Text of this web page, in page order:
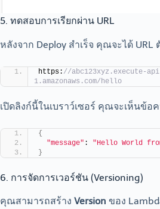
5. ทดสอบการเรียกผ่าน URL
หลังจาก Deploy สำเร็จ คุณจะได้ URL
https: //abc123xyz.execute-
1.amazonaws.com/hello
เปิดลิงก์นี้ในเบราว์เซอร์ คุณจะเห็นข้อ
{
"message" : "Hello World
}
6. การจัดการเวอร์ชัน (Versioning)
คุณสามารถสร้าง Version ของ